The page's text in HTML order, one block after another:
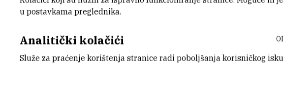
u postavkama preglednika.
Analitički kolačići
Služe za praćenje korištenja stranice radi poboljšanja korisničkog